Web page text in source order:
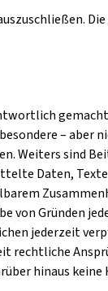
–
sind
Daten,
Gründen
jederzeit
hinaus keine